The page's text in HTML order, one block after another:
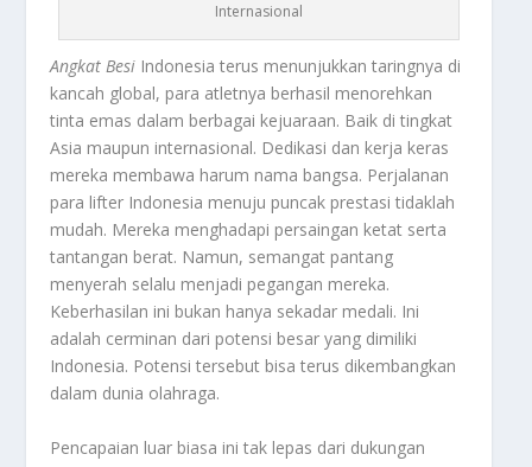
Internasional
Angkat Besi Indonesia terus menunjukkan taringnya di
kancah global, para atletnya berhasil menorehkan
tinta emas dalam berbagai kejuaraan. Baik di tingkat
Asia maupun internasional. Dedikasi dan kerja keras
mereka membawa harum nama bangsa. Perjalanan
para lifter Indonesia menuju puncak prestasi tidaklah
mudah. Mereka menghadapi persaingan ketat serta
tantangan berat. Namun, semangat pantang
menyerah selalu menjadi pegangan mereka.
Keberhasilan ini bukan hanya sekadar medali. Ini
adalah cerminan dari potensi besar yang dimiliki
Indonesia. Potensi tersebut bisa terus dikembangkan
dalam dunia olahraga.
Pencapaian luar biasa ini tak lepas dari dukungan